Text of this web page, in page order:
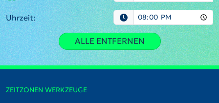
Uhrzeit:
ALLE ENTFERNEN
ZEITZONEN WERKZEUGE